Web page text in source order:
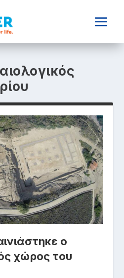
ο
χώρος του